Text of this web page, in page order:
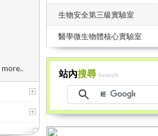
more..
生物安全第三級實驗室
醫學微生物體核心實驗室
站內搜尋 Search